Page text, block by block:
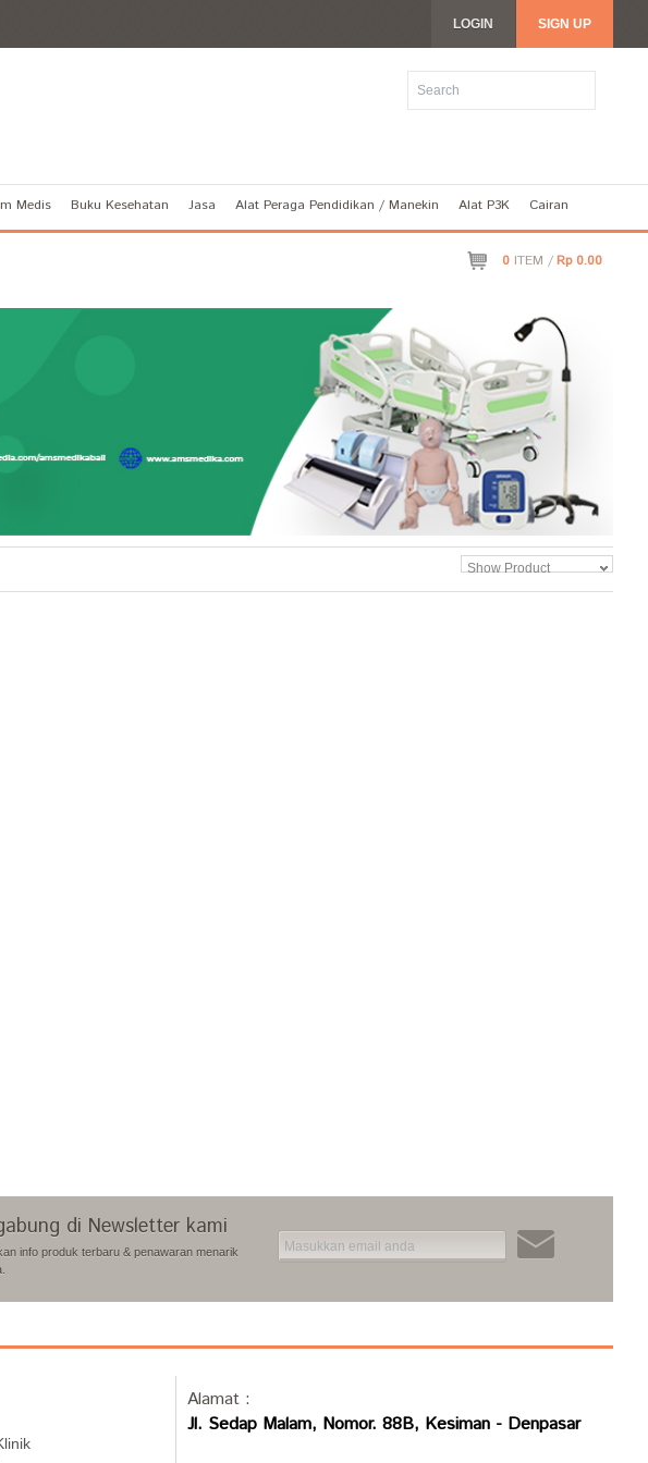
LOGIN SIGN UP
Medis Buku Kesehatan Jasa Alat Peraga Pendidikan / Manekin Alat P3K Cairan
0 ITEM /Rp 0.00
Show Product
di Newsletter kami
info produk terbaru & penawaran menarik
Alamat :
Jl. Sedap Malam, Nomor. 88B, Kesiman - Denpasar